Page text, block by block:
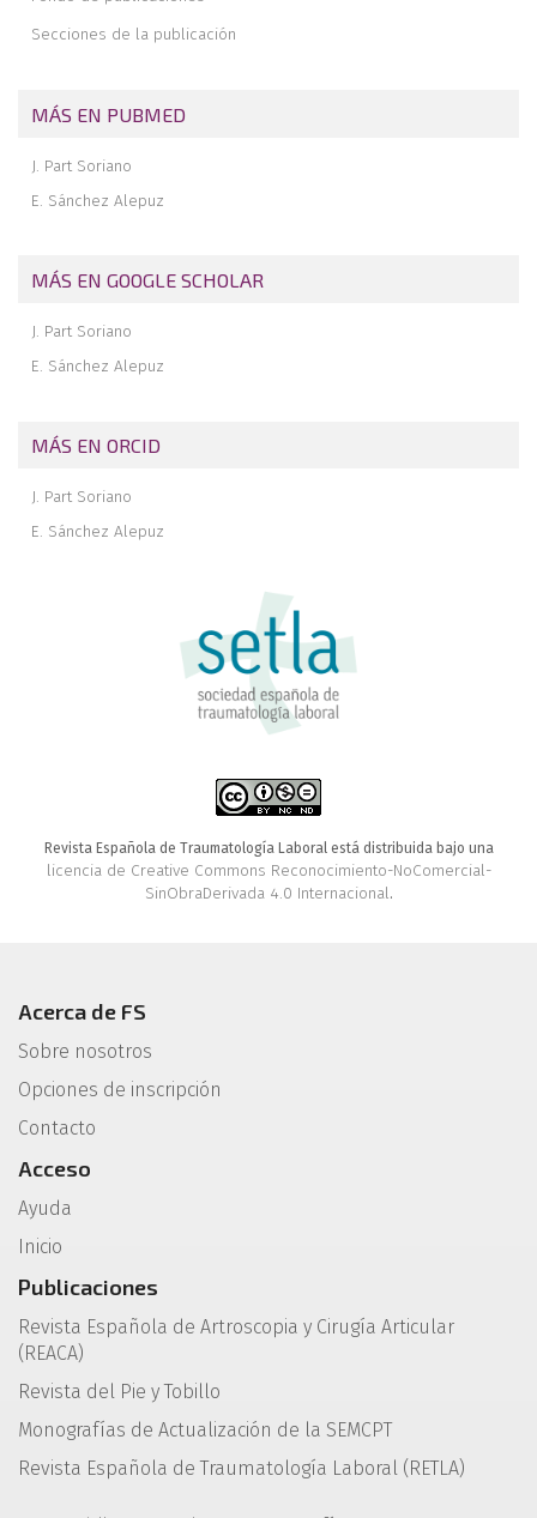
Degloving completo del miembro superior izquierdo. Caso
Secciones de la publicación
MÁS EN PUBMED
J. Part Soriano
E. Sánchez Alepuz
MÁS EN GOOGLE SCHOLAR
J. Part Soriano
E. Sánchez Alepuz
MÁS EN ORCID
J. Part Soriano
E. Sánchez Alepuz
Revista Española de Traumatología Laboral está distribuida bajo una
licencia de Creative Commons Reconocimiento-NoComercial-
SinObraDerivada 4.0 Internacional.
Acerca de FS
Sobre nosotros
Opciones de inscripción
Contacto
Acceso
Ayuda
Inicio
Publicaciones
Revista Española de Artroscopia y Cirugía Articular
(REACA)
Revista del Pie y Tobillo
Monografías de Actualización de la SEMCPT
Revista Española de Traumatología Laboral (RETLA)